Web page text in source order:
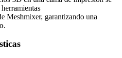
Meshmixer, garantizando una